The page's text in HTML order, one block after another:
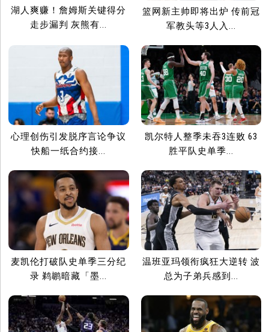
湖人爽赚！詹姆斯关键得分
走步漏判 灰熊有...
篮网新主帅即将出炉 传前冠
军教头等3人入...
心理创伤引发脱序言论争议
快船一纸合约接...
凯尔特人整季未吞3连败 63
胜平队史单季...
麦凯伦打破队史单季三分纪
录 鹈鹕暗藏「墨...
温班亚玛领衔疯狂大逆转 波
总为子弟兵感到...